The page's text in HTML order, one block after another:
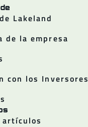
Lakeland
de la empresa
con los Inversores
artículos